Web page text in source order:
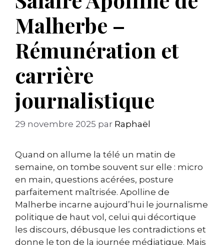
Malherbe –
Rémunération et
carrière
journalistique
29 novembre 2025 par Raphaël
Quand on allume la télé un matin de
semaine, on tombe souvent sur elle : micro
en main, questions acérées, posture
parfaitement maîtrisée. Apolline de
Malherbe incarne aujourd’hui le journalisme
politique de haut vol, celui qui décortique
les discours, débusque les contradictions et
donne le ton de la journée médiatique. Mais